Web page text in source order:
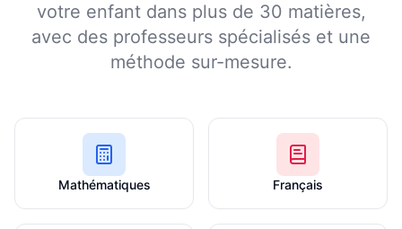
votre enfant dans plus de 30 matières,
avec des professeurs spécialisés et une
méthode sur-mesure.
Mathématiques Français